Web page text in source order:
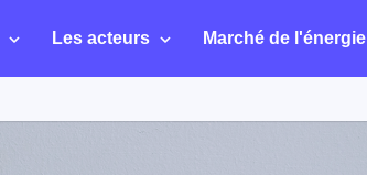
Les acteurs Marché de l'énergie